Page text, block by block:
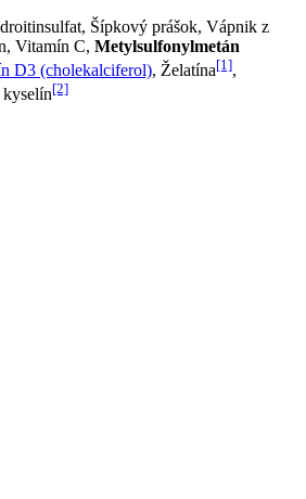
Šípkový prášok, Vápnik z
Vitamín C, Metylsulfonylmetán
D3 (cholekalciferol), Želatína[1],
[2]